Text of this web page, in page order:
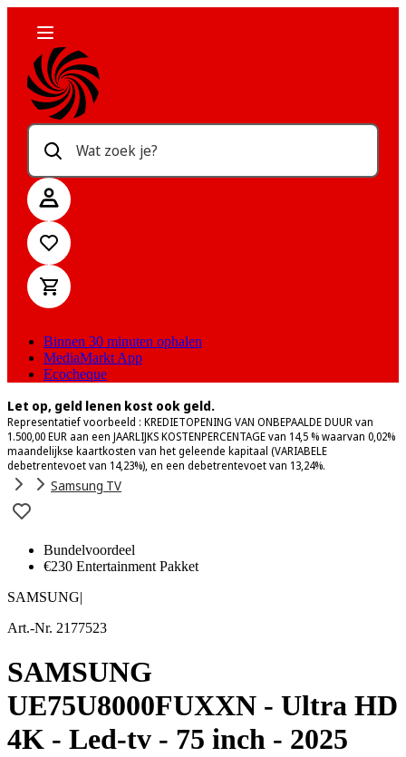
Wat zoek je?
Binnen 30 minuten ophalen
MediaMarkt App
Ecocheque
Let op, geld lenen kost ook geld.
Representatief voorbeeld : KREDIETOPENING VAN ONBEPAALDE DUUR van
1.500,00 EUR aan een JAARLIJKS KOSTENPERCENTAGE van 14,5 % waarvan 0,02%
maandelijkse kaartkosten van het geleende kapitaal (VARIABELE
debetrentevoet van 14,23%), en een debetrentevoet van 13,24%.
Samsung TV
Bundelvoordeel
€230 Entertainment Pakket
SAMSUNG|
Art.-Nr. 2177523
SAMSUNG
UE75U8000FUXXN - Ultra HD
4K - Led-tv - 75 inch - 2025